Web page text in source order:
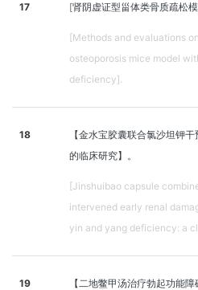
17 [肾阴虚证型甾体类骨质疏松
[Methods and evaluations
osteoporosis mice model
deficiency].
18
【金水宝胶囊联合氯沙坦钾
的临床研究】。
[Jinshuibao capsule
intervened early renal
yin and yang deficiency: a
19 【二地鳖甲汤治疗勃起功能障